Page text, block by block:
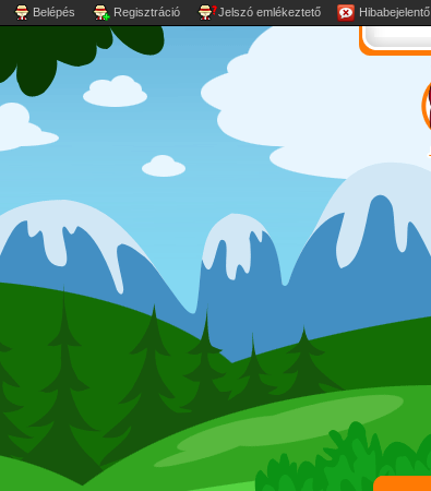
Belépés Regisztráció Jelszó emlékeztető Hibabejelentő